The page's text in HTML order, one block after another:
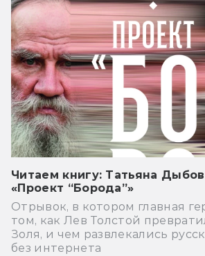
Читаем книгу: Татьяна
«Проект “Борода”»
Отрывок, в котором главная
том, как Лев Толстой
Золя, и чем развлекались
без интернета